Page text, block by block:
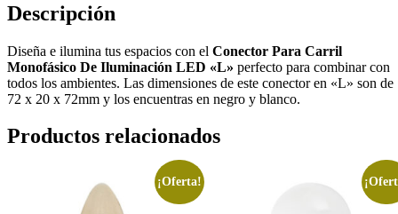
Descripción
Diseña e ilumina tus espacios con el Conector Para Carril
Monofásico De Iluminación LED «L» perfecto para combinar con
todos los ambientes. Las dimensiones de este conector en «L» son de
72 x 20 x 72mm y los encuentras en negro y blanco.
Productos relacionados
¡Oferta!